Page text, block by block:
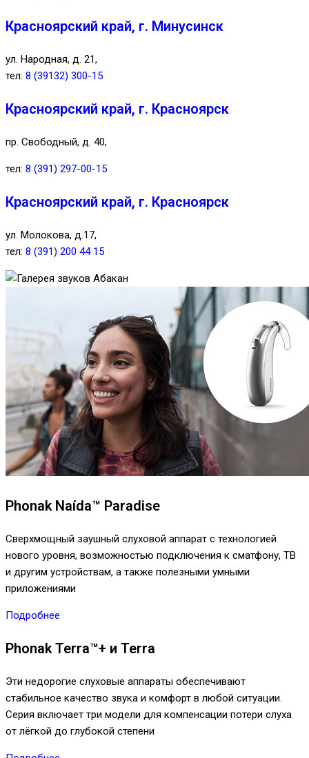
Красноярский край, г. Минусинск
ул. Народная, д. 21,
тел: 8 (39132) 300-15
Красноярский край, г. Красноярск
пр. Свободный, д. 40,
тел: 8 (391) 297-00-15
Красноярский край, г. Красноярск
ул. Молокова, д.17,
тел: 8 (391) 200 44 15
Phonak Naída™ Paradise
Сверхмощный заушный слуховой аппарат с технологией
нового уровня, возможностью подключения к сматфону, ТВ
и другим устройствам, а также полезными умными
приложениями
Подробнее
Phonak Terra™+ и Terra
Эти недорогие слуховые аппараты обеспечивают
стабильное качество звука и комфорт в любой ситуации.
Серия включает три модели для компенсации потери слуха
от лёгкой до глубокой степени